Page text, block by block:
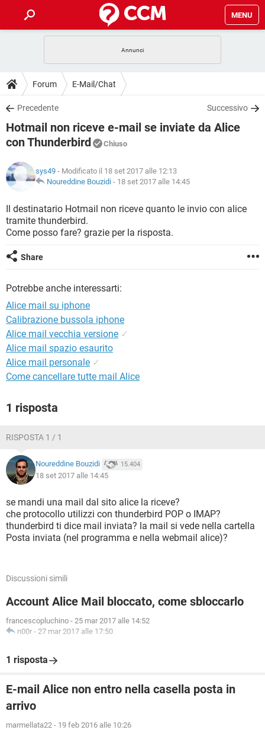
MENU
INTRATTENIMENTO
iOS
INSTAGRAM WHATSAPP
TIKTOK
HARDWARE
GUIDE
COVID-19
iOS
TIKTOK FACEBOOK
DOWNLOAD
COVID-19 GAMING
INTRATTENIMENTO
iOS WINDOWS 10
INSTAGRAM
TIKTOK FACEBOOK
HARDWARE
FORUM
INTRATTENIMENTO ANDROID
INSTAGRAM
TIKTOK FACEBOOK
HARDWARE
GLOSSARIO
COVID-19
INTRATTENIMENTO ANDROID
iOS WINDOWS 10
INSTAGRAM
HARDWARE
Forum E-Mail/Chat
Precedente Successivo
Hotmail non riceve e-mail se inviate da Alice
con Thunderbird
Chiuso
sys49 - Modificato il 18 set 2017 alle 12:13
Noureddine Bouzidi - 18 set 2017 alle 14:45
Il destinatario Hotmail non riceve quanto le invio con alice
tramite thunderbird.
Come posso fare? grazie per la risposta.
Share
Potrebbe anche interessarti:
Alice mail su iphone
Calibrazione bussola iphone
Alice mail vecchia versione ✓
Alice mail spazio esaurito
Alice mail personale ✓
Come cancellare tutte mail Alice
1 risposta
RISPOSTA 1 / 1
Noureddine Bouzidi 15.404
18 set 2017 alle 14:45
se mandi una mail dal sito alice la riceve?
che protocollo utilizzi con thunderbird POP o IMAP?
thunderbird ti dice mail inviata? la mail si vede nella cartella
Posta inviata (nel programma e nella webmail alice)?
Discussioni simili
Account Alice Mail bloccato, come sbloccarlo
francescopluchino - 25 mar 2017 alle 14:52
n00r - 27 mar 2017 alle 17:50
1 risposta
E-mail Alice non entro nella casella posta in
arrivo
marmellata22 - 19 feb 2016 alle 10:26